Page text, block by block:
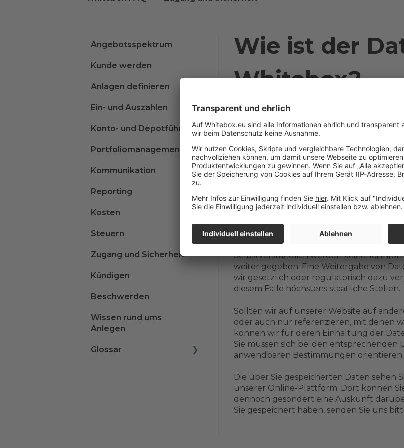
Wie ist der
Whitebox?
Ihre Daten werden nach den Richtlinien
der Standards der EU gespeichert und
Wir erstellen keine personenbezogenen
Es kann aber sein, dass wir Ihren Besuch
statistischen Zwecken erfassen. So
Zugriffszeiten, Verweildauer auf
verwenden. Diese Informationen helfen
Service für Sie zu verbessern. Diese
persönlichen Informationen erfasst. Sie
nicht möglich, Rückschlüsse auf Ihre
Selbstverständlich werden keinerlei
weiter gegeben. Eine Weitergabe von
wir gesetzlich oder regulatorisch dazu
diesem Falle höchstens staatliche Stellen.
Sollten wir auf unserer Website auf
oder auch nur referenzieren, mit denen
können wir für deren Einhaltung der
Sie müssen sich bei den
anwendbaren Bestimmungen orientieren.
Die über Sie gespeicherten Daten sehen
unserer Online-Plattform. Dort können
dennoch gesondert eine Auskunft
Sie gespeichert haben, senden Sie uns
Angebotsspektrum
Kunde werden
Anlagen definieren
Ein- und Auszahlen
Konto- und Depotführung
Portfoliomanagement
Kommunikation
Reporting
Kosten
Steuern
Zugang und Sicherheit
Kündigen
Beschwerden
Wissen rund ums
Anlegen
Glossar